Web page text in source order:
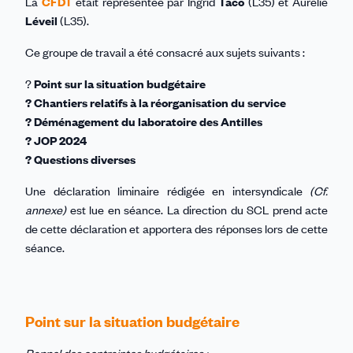
Léveil (L35).
Ce groupe de travail a été consacré aux sujets suivants :
?Point sur la situation budgétaire
? Chantiers relatifs à la réorganisation du service
? Déménagement du laboratoire des Antilles
? JOP 2024
? Questions diverses
Une déclaration liminaire rédigée en intersyndicale (Cf.
annexe)est lue en séance. La direction du SCL prend acte
de cette déclaration et apportera des réponses lors de cette
séance.
Point sur la situation budgétaire